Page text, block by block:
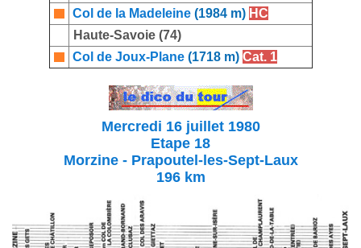
Col de la Madeleine (1984 m) HC
Haute-Savoie (74)
Col de Joux-Plane(1718 m) Cat. 1
Mercredi 16 juillet 1980
Etape 18
Morzine - Prapoutel-les-Sept-Laux
196 km